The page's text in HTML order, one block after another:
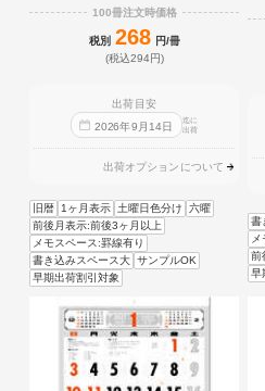
100冊注文時価格
税別 268 円/冊
(税込294円)
出荷目安
2026年9 月 14日
迄に
出荷
出荷オプションについて
旧暦 1ヶ月表示 土曜日色分け
六曜
前後月表示:前後3ヶ月以上
メモスペース:罫線有り
書き込みスペース大 サンプルOK
早期出荷割引対象
書
メ
前
早